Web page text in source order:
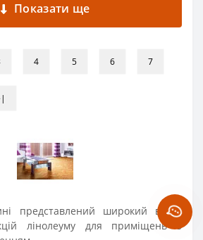
Показати ще
4 5 6 7
представлений широкий вибір
лінолеуму для приміщень з